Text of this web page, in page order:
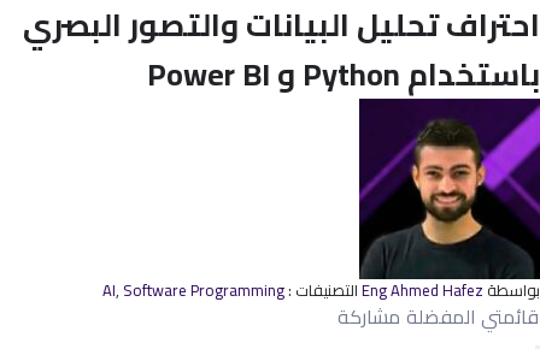
احتراف تحليل البيانات والتصور البصري
باستخدام Python و Power BI
بواسطة Eng Ahmed Hafezالتصنيفات : AI, Software Programming
قائمتي المفضلة مشاركة